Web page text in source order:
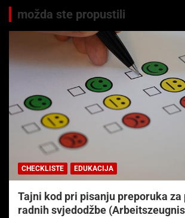
možda ste propustili
CHECKLISTE EDUKACIJA
Tajni kod pri pisanju preporuka za
radnih svjedodžbe